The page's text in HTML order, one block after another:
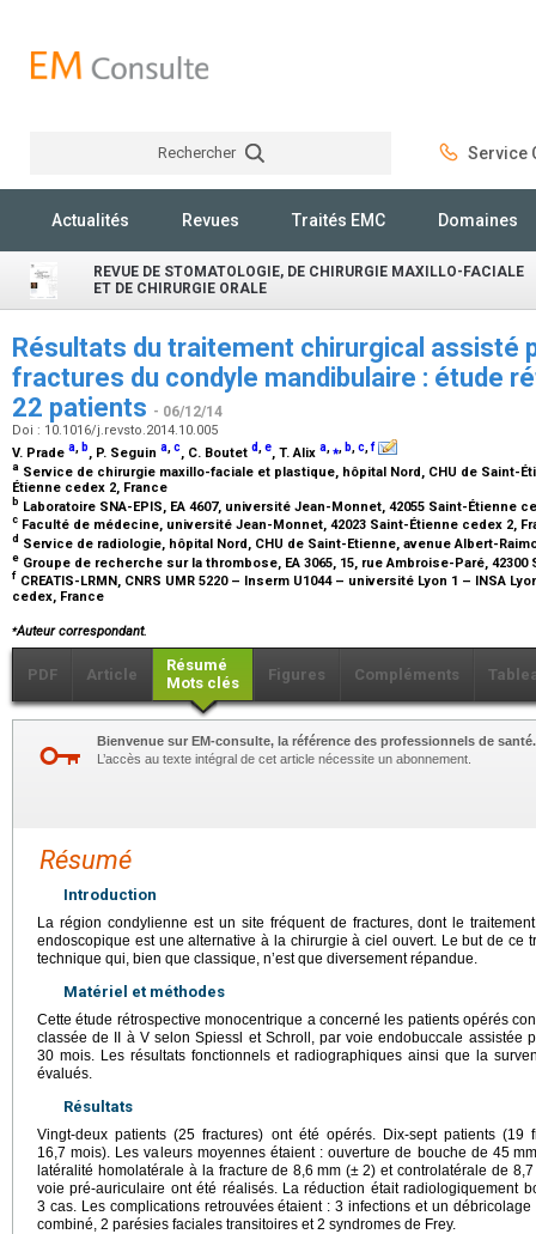
Rechercher Service
Actualités Revues Traités EMC Domaines
REVUE DE STOMATOLOGIE, DE CHIRURGIE MAXILLO-FACIALE
ET DE CHIRURGIE ORALE
Résultats du traitement chirurgical assisté
fractures du condyle mandibulaire : étude
22 patients - 06/12/14
Doi : 10.1016/j.revsto.2014.10.005
V. Prade a, b, P. Seguin a,c, C. Boutet d,e, T. Alix a,⁎, b,c,f
a Service de chirurgie maxillo-faciale et plastique, hôpital Nord, CHU de Saint-
Étienne cedex 2, France
b Laboratoire SNA-EPIS, EA 4607, université Jean-Monnet, 42055 Saint-Étienne
c Faculté de médecine, université Jean-Monnet, 42023 Saint-Étienne cedex 2,
d Service de radiologie, hôpital Nord, CHU de Saint-Etienne, avenue Albert-
e Groupe de recherche sur la thrombose, EA 3065, 15, rue Ambroise-Paré,
f CREATIS-LRMN, CNRS UMR 5220 – Inserm U1044 – université Lyon 1 – INSA
cedex, France
⁎Auteur correspondant.
PDF Article
Résumé
Mots clés
Figures Compléments
Bienvenue sur EM-consulte, la référence des professionnels de santé.
L’accès au texte intégral de cet article nécessite un abonnement.
Résumé
Introduction
La région condylienne est un site fréquent de fractures, dont le
endoscopique est une alternative à la chirurgie à ciel ouvert. Le but de ce
technique qui, bien que classique, n’est que diversement répandue.
Matériel et méthodes
Cette étude rétrospective monocentrique a concerné les patients opérés
classée de II à V selon Spiessl et Schroll, par voie endobuccale assistée
30 mois. Les résultats fonctionnels et radiographiques ainsi que la
évalués.
Résultats
Vingt-deux patients (25 fractures) ont été opérés. Dix-sept patients
16,7 mois). Les valeurs moyennes étaient : ouverture de bouche de 45
latéralité homolatérale à la fracture de 8,6 mm (± 2) et controlatérale de 8,7
voie pré-auriculaire ont été réalisés. La réduction était radiologiquement
3 cas. Les complications retrouvées étaient : 3 infections et un
combiné, 2 parésies faciales transitoires et 2 syndromes de Frey.